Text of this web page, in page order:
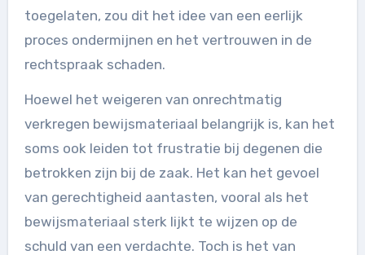
toegelaten, zou dit het idee van een eerlijk
proces ondermijnen en het vertrouwen in de
rechtspraak schaden.
Hoewel het weigeren van onrechtmatig
verkregen bewijsmateriaal belangrijk is, kan het
soms ook leiden tot frustratie bij degenen die
betrokken zijn bij de zaak. Het kan het gevoel
van gerechtigheid aantasten, vooral als het
bewijsmateriaal sterk lijkt te wijzen op de
schuld van een verdachte. Toch is het van